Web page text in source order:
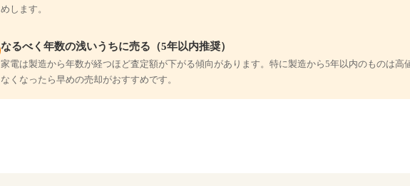
めします。
なるべく年数の浅いうちに売る（5年以内推奨）
家電は製造から年数が経つほど査定額が下がる傾向があります。特に製造から5年以内のものは高
なくなったら早めの売却がおすすめです。